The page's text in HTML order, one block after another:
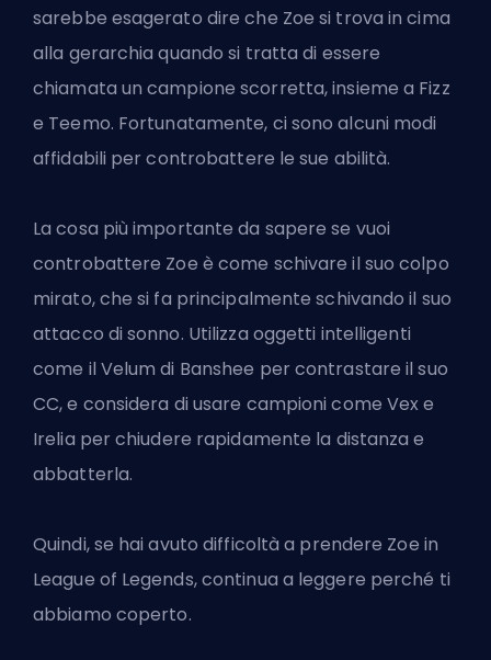
sarebbe esagerato dire che Zoe si trova in cima
alla gerarchia quando si tratta di essere
chiamata un campione scorretta, insieme a Fizz
e Teemo. Fortunatamente, ci sono alcuni modi
affidabili per controbattere le sue abilità.
La cosa più importante da sapere se vuoi
controbattere Zoe è come schivare il suo colpo
mirato, che si fa principalmente schivando il suo
attacco di sonno. Utilizza oggetti intelligenti
come il Velum di Banshee per contrastare il suo
CC, e considera di usare campioni come Vex e
Irelia per chiudere rapidamente la distanza e
abbatterla.
Quindi, se hai avuto difficoltà a prendere Zoe in
League of Legends, continua a leggere perché ti
abbiamo coperto.